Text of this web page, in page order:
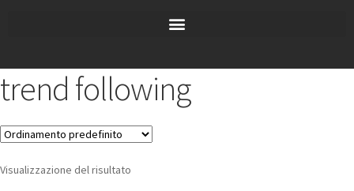
trend following
Visualizzazione del risultato